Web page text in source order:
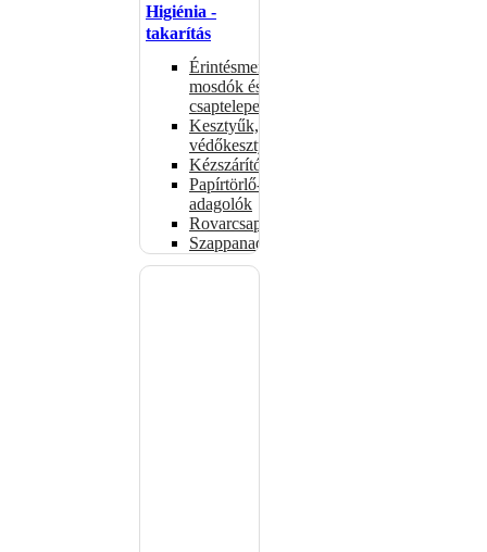
Higiénia -
takarítás
Érintésmentes
mosdók és
csaptelepek
Kesztyűk,
védőkesztyűk
Kézszárítók
Papírtörlő-
adagolók
Rovarcsapdák
Szappanadagolók